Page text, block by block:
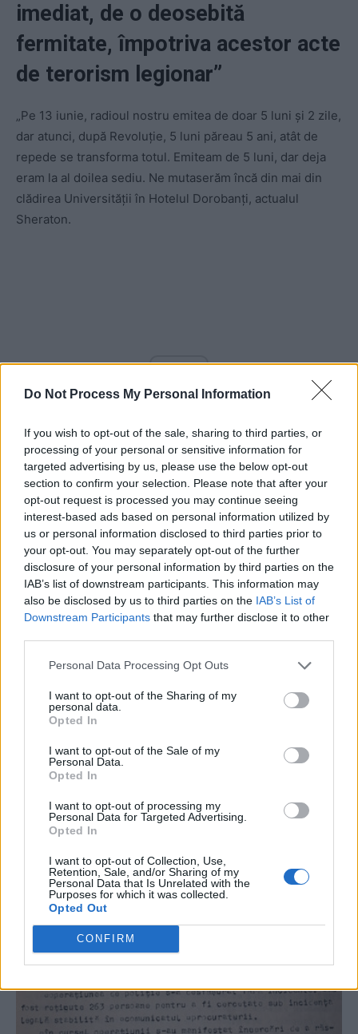
Do Not Process My Personal Information
If you wish to opt-out of the sale, sharing to third parties, or
processing of your personal or sensitive information for
targeted advertising by us, please use the below opt-out
section to confirm your selection. Please note that after your
opt-out request is processed you may continue seeing
interest-based ads based on personal information utilized by
us or personal information disclosed to third parties prior to
your opt-out. You may separately opt-out of the further
disclosure of your personal information by third parties on the
IAB’s list of downstream participants. This information may
also be disclosed by us to third parties on the IAB’s List of
Downstream Participants that may further disclose it to other
Personal Data Processing Opt Outs
I want to opt-out of the Sharing of my
personal data.
Opted In
I want to opt-out of the Sale of my
Personal Data.
Opted In
I want to opt-out of processing my
Personal Data for Targeted Advertising.
Opted In
I want to opt-out of Collection, Use,
Retention, Sale, and/or Sharing of my
Personal Data that Is Unrelated with the
Purposes for which it was collected.
Opted Out
CONFIRM
imediat, de o deosebită
fermitate, împotriva acestor acte
de terorism legionar”
„Pe 13 iunie, radioul nostru emitea de doar 5 luni și 2 zile,
dar atunci, după Revoluție, 5 luni păreau 5 ani, atât de
repede se transforma totul. Emiteam de 5 luni, dar deja
eram la al doilea sediu. Ne mutaserăm încă din mai din
clădirea Universității în Hotelul Dorobanți, actualul
Sheraton.
ad
Aceste 3 zile, 13-14-15 iunie, ne-au izbit cu aceeași forță
cu care au izbit toată societatea românească.
Mai jos sunt știri Rompres din ziua de 13. Rompres era
singura agenție de știri la acea dată, iar noi o foloseam
doar pentru a avea acces la informațiile oficiale. Știrile le
produceam noi, cu reporterii noștri, Rompres nu era
credibilă, cum nu era credibilă nici Televiziunea Română,
oază cu știri necontrolate de Guvern sau FSN.